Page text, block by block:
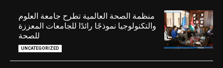
منظمة الصحة العالمية تطرح جامعة العلوم
والتكنولوجيا نموذجًا رائدًا للجامعات المعززة
للصحة
UNCATEGORIZED